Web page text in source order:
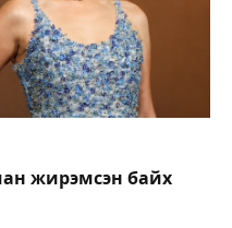
жирэмсэн байх